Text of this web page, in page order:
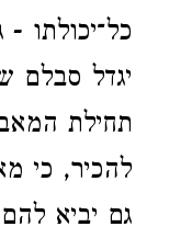
כל־יכולתו
יגדל סבלם
תחילת
להכיר, כי
גם יביא